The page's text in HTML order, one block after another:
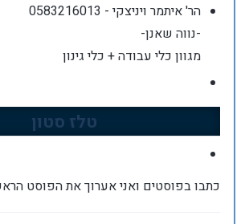
הר' איתמר ויניצקי - 0583216013
-נווה שאנן-
מגוון כלי עבודה + כלי גינון
טלז סטון
כתבו בפוסטים ואני אערוך את הפוסט